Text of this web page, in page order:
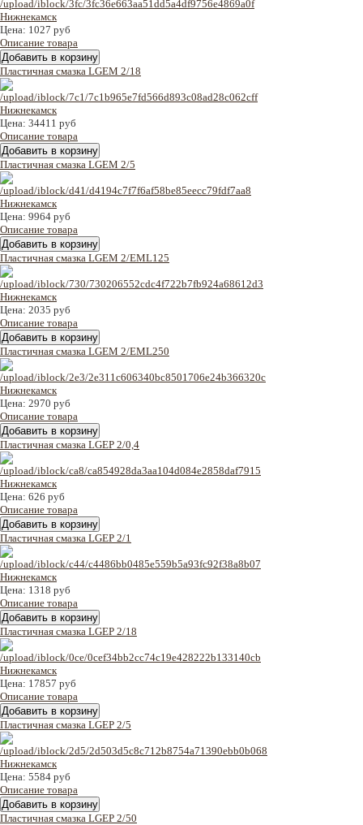
Цена: 1027 руб
Описание товара
Пластичная смазка LGEM 2/18
Цена: 34411 руб
Описание товара
Пластичная смазка LGEM 2/5
Цена: 9964 руб
Описание товара
Пластичная смазка LGEM 2/EML125
Цена: 2035 руб
Описание товара
Пластичная смазка LGEM 2/EML250
Цена: 2970 руб
Описание товара
Пластичная смазка LGEP 2/0,4
Цена: 626 руб
Описание товара
Пластичная смазка LGEP 2/1
Цена: 1318 руб
Описание товара
Пластичная смазка LGEP 2/18
Цена: 17857 руб
Описание товара
Пластичная смазка LGEP 2/5
Цена: 5584 руб
Описание товара
Пластичная смазка LGEP 2/50